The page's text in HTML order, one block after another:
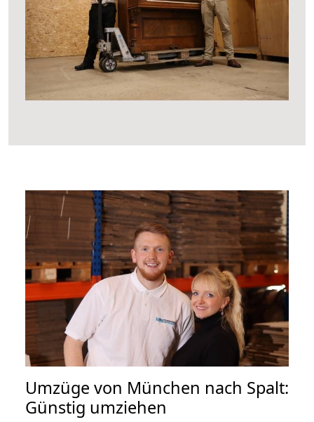
Umzüge von München nach Spalt:
Günstig umziehen